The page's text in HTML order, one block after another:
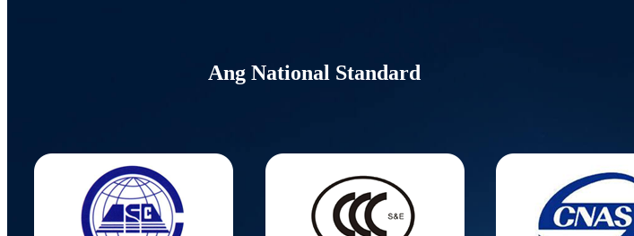
Ang National Standard